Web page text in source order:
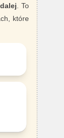
. To
które